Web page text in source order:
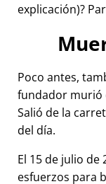
explicación)?
Poco antes,
fundador murió
Salió de la
del día.
El 15 de julio
esfuerzos para